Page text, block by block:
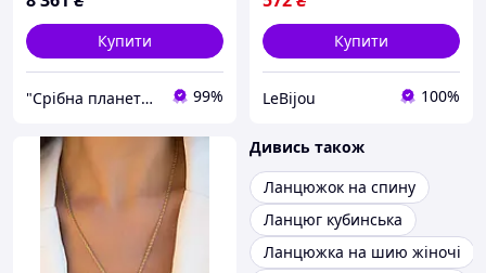
Купити
"Срібна планета" - магазин срібних прикрас 99%
Купити
LeBijou 100%
Дивись також
Ланцюжок на спину
Ланцюг кубинська
Ланцюжка на шию жіночі